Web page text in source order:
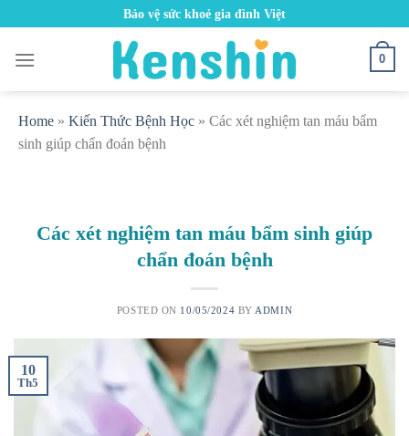
content
Bảo vệ sức khoẻ gia đình Việt
0
Home » Kiến Thức Bệnh Học » Các xét nghiệm tan máu bẩm
sinh giúp chẩn đoán bệnh
Các xét nghiệm tan máu bẩm sinh giúp
chẩn đoán bệnh
POSTED ON 10/05/2024 BY ADMIN
10
Th5